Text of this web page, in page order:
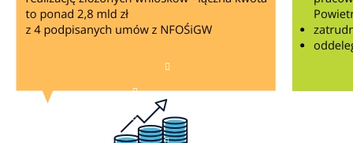
OSOBY FIZYCZNE
PRZEDSIĘBIORCY